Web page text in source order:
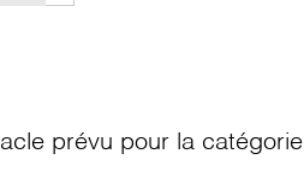
prévu pour la catégorie